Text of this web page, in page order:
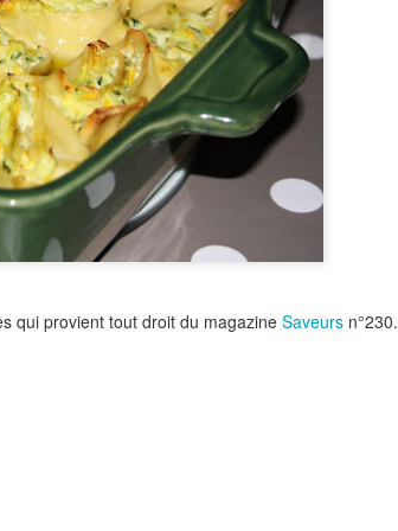
qui provient tout droit du magazine Saveurs n°230.
Versez dans un bol, réservez au frais.
Pour les chips de sarrasin:
6 galettes de sarrasin Préchauffez votre four à 200°C.
Empilez vos galettes et découpez les en rectangle.
Déposez vos rectangles sur une plaque de cuisson .
Enfournez 15 à 17 mn environ.